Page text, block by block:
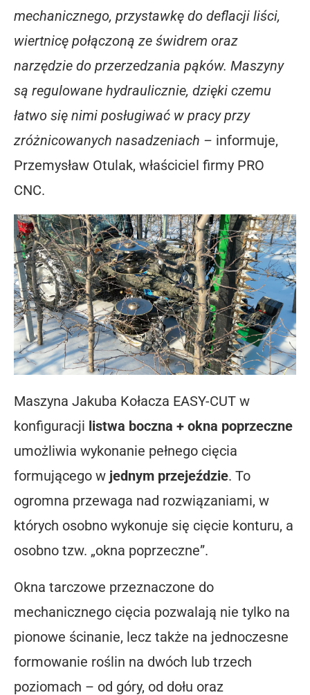
mechanicznego, przystawkę do deflacji liści,
wiertnicę połączoną ze świdrem oraz
narzędzie do przerzedzania pąków. Maszyny
są regulowane hydraulicznie, dzięki czemu
łatwo się nimi posługiwać w pracy przy
zróżnicowanych nasadzeniach – informuje,
Przemysław Otulak, właściciel firmy PRO
CNC.
Maszyna Jakuba Kołacza EASY-CUT w
konfiguracji listwa boczna + okna poprzeczne
umożliwia wykonanie pełnego cięcia
formującego w jednym przejeździe. To
ogromna przewaga nad rozwiązaniami, w
których osobno wykonuje się cięcie konturu, a
osobno tzw. „okna poprzeczne”.
Okna tarczowe przeznaczone do
mechanicznego cięcia pozwalają nie tylko na
pionowe ścinanie, lecz także na jednoczesne
formowanie roślin na dwóch lub trzech
poziomach – od góry, od dołu oraz